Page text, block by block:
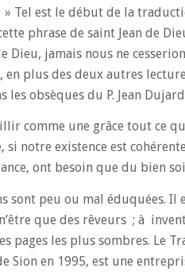
Tel est le début de la
phrase de saint Jean de
Dieu, jamais nous ne
en plus des deux autres
obsèques du P. Jean
comme une grâce tout ce
si notre existence est
ont besoin que du bien
sont peu ou mal éduquées.
que des rêveurs ; à
pages les plus sombres. Le
Sion en 1995, est une